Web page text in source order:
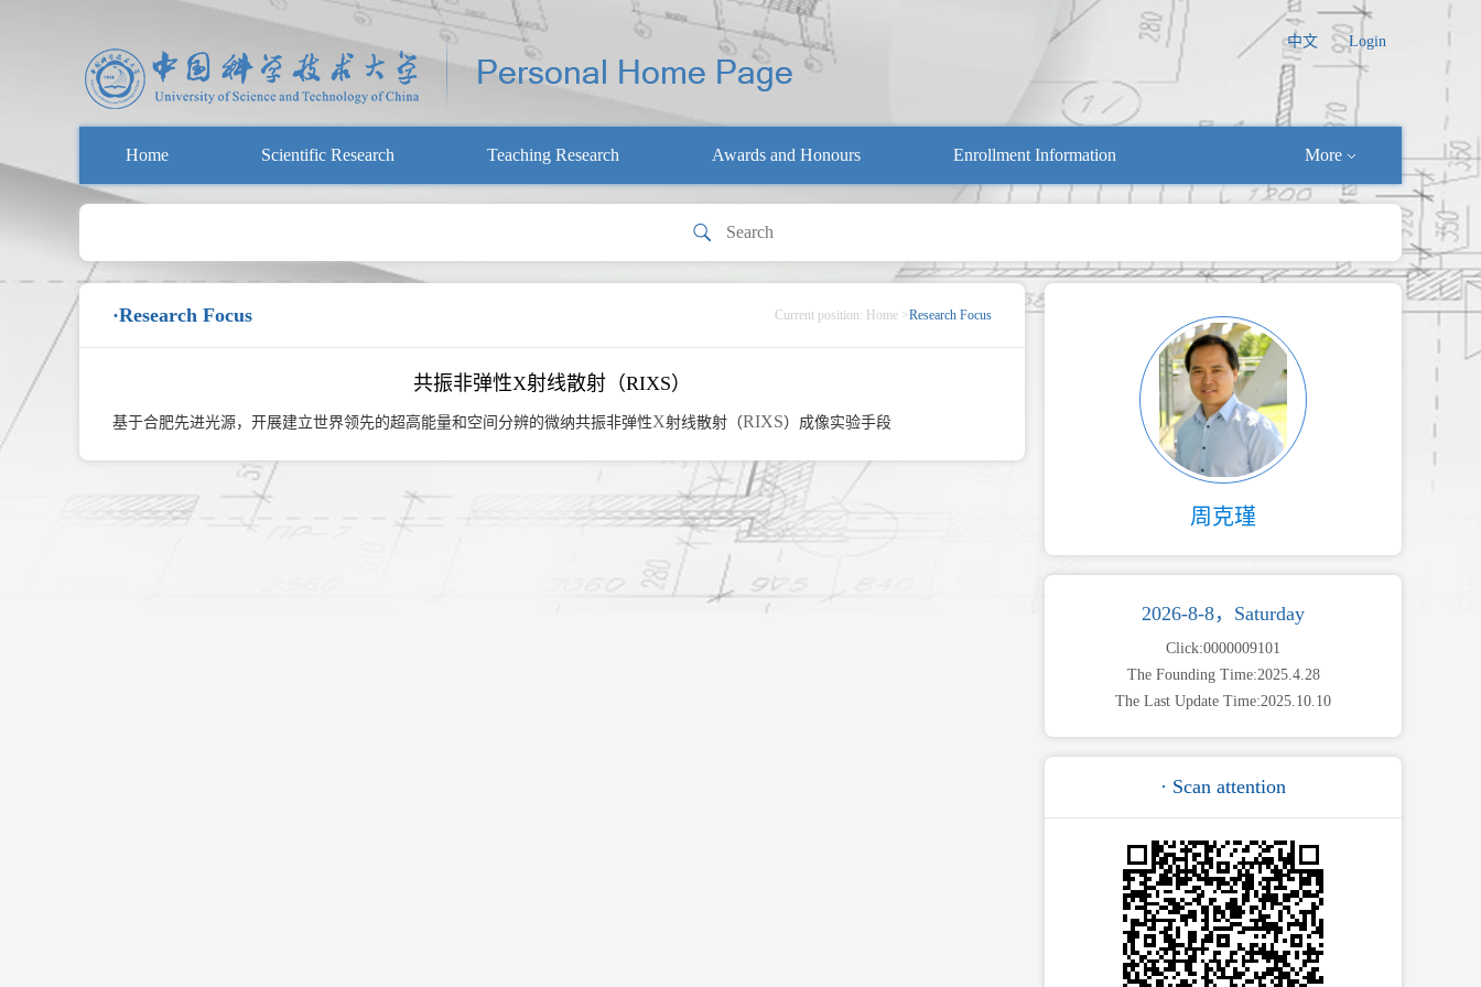
中文 Login
Home Scientific Research Teaching Research Awards and Honours Enrollment Information More
周克瑾
2026-8-8，Saturday
Click:0000009101
The Founding Time:2025.4.28
The Last Update Time:2025.10.10
· Scan attention
·Research Focus Current position: Home >Research Focus
共振非弹性X射线散射（RIXS）
基于合肥先进光源，开展建立世界领先的超高能量和空间分辨的微纳共振非弹性X射线散射（RIXS）成像实验手段